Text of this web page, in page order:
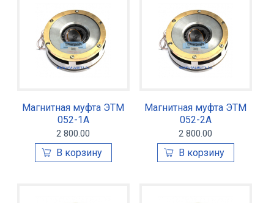
Магнитная муфта ЭТМ
052-1А
2 800.00
Магнитная муфта ЭТМ
052-2А
2 800.00